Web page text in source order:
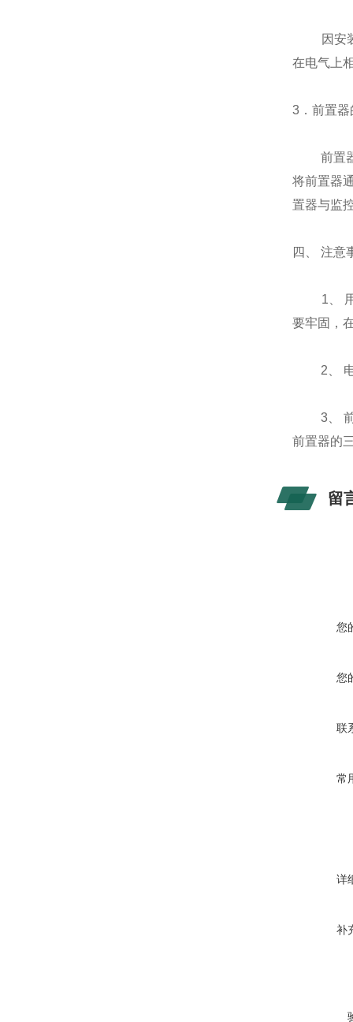
因安装
在电气上
3．前置器
前置器
将前置器
置器与监
四、 注意
1、 用户
要牢固，
2、 电缆
3、 前
前置器的
留
您
您
联
常
详
补